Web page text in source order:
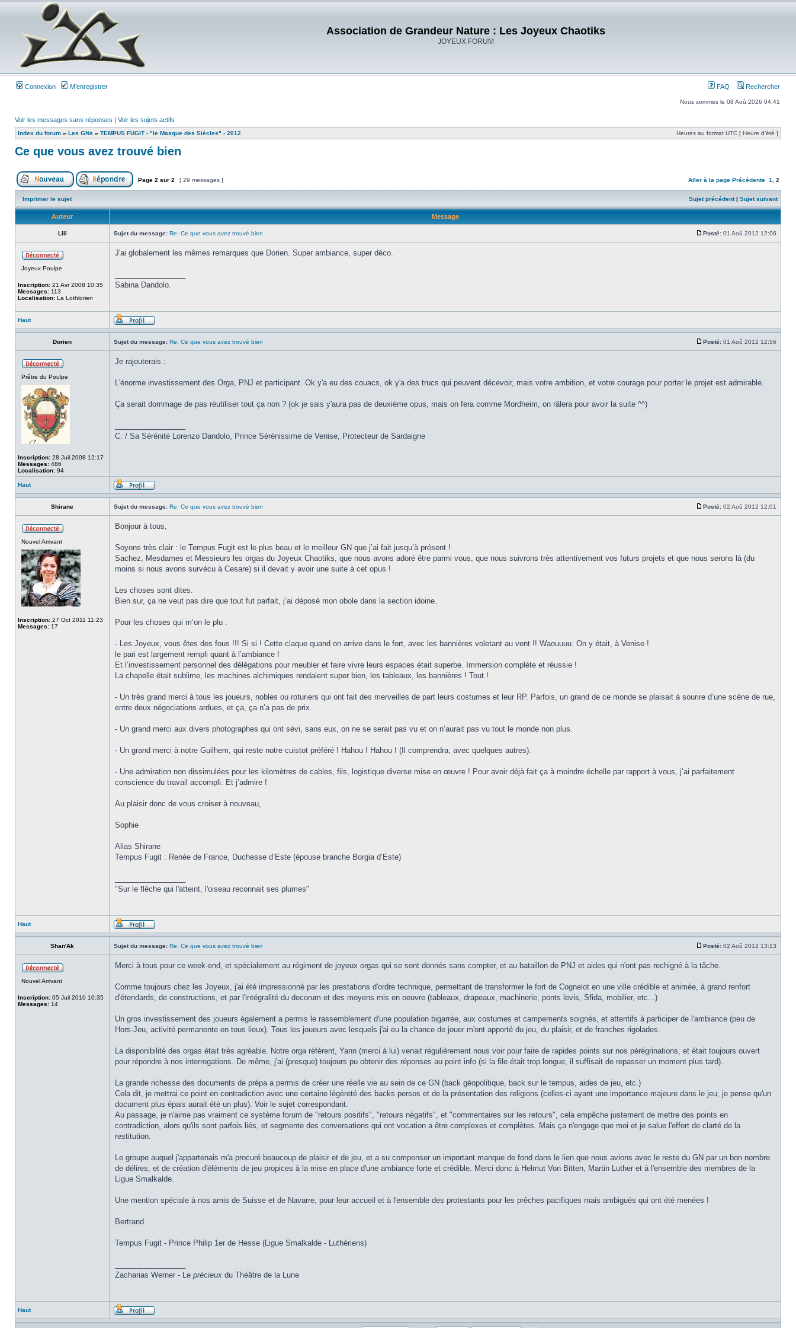
Association de Grandeur Nature : Les Joyeux Chaotiks
JOYEUX FORUM
Connexion M’enregistrer FAQ Rechercher
Nous sommes le 08 Aoû 2026 04:41
Voir les messages sans réponses | Voir les sujets actifs
Index du forum » Les GNs » TEMPUS FUGIT - "le Masque des Siècles" - 2012 Heures au format UTC [ Heure d’été ]
Ce que vous avez trouvé bien
Page 2 sur 2 [ 29 messages ] Aller à la page Précédente 1 2
Imprimer le sujet Sujet précédent| Sujet suivant
Auteur Message
Lili Sujet du message: Re: Ce que vous avez trouvé bien Posté: 01 Aoû 2012 12:06
Joyeux Poulpe
Inscription: 21 Avr 2008 10:35
Messages: 113
Localisation: La Lothlorien
J'ai globalement les mêmes remarques que Dorien. Super ambiance, super déco.
Sabina Dandolo.
Haut
Dorien Sujet du message: Re: Ce que vous avez trouvé bien Posté: 01 Aoû 2012 12:56
Prêtre du Poulpe
Inscription: 28 Juil 2008 12:17
Messages: 486
Localisation: 94
Je rajouterais :
L'énorme investissement des Orga, PNJ et participant. Ok y'a eu des couacs, ok y'a des trucs qui peuvent décevoir, mais votre ambition, et votre courage pour porter le projet est admirable.
Ça serait dommage de pas réutiliser tout ça non ? (ok je sais y'aura pas de deuxième opus, mais on fera comme Mordheim, on râlera pour avoir la suite ^^)
C. / Sa Sérénité Lorenzo Dandolo, Prince Sérénissime de Venise, Protecteur de Sardaigne
Haut
Shirane Sujet du message: Re: Ce que vous avez trouvé bien Posté: 02 Aoû 2012 12:01
Nouvel Arrivant
Inscription: 27 Oct 2011 11:23
Messages: 17
Bonjour à tous,
Soyons très clair : le Tempus Fugit est le plus beau et le meilleur GN que j’ai fait jusqu’à présent !
Sachez, Mesdames et Messieurs les orgas du Joyeux Chaotiks, que nous avons adoré être parmi vous, que nous suivrons très attentivement vos futurs projets et que nous serons là (du
moins si nous avons survécu à Cesare) si il devait y avoir une suite à cet opus !
Les choses sont dites.
Bien sur, ça ne veut pas dire que tout fut parfait, j’ai déposé mon obole dans la section idoine.
Pour les choses qui m’on le plu :
- Les Joyeux, vous êtes des fous !!! Si si ! Cette claque quand on arrive dans le fort, avec les bannières voletant au vent !! Waouuuu. On y était, à Venise !
le pari est largement rempli quant à l’ambiance !
Et l’investissement personnel des délégations pour meubler et faire vivre leurs espaces était superbe. Immersion complète et réussie !
La chapelle était sublime, les machines alchimiques rendaient super bien, les tableaux, les bannières ! Tout !
- Un très grand merci à tous les joueurs, nobles ou roturiers qui ont fait des merveilles de part leurs costumes et leur RP. Parfois, un grand de ce monde se plaisait à sourire d’une scène de rue,
entre deux négociations ardues, et ça, ça n’a pas de prix.
- Un grand merci aux divers photographes qui ont sévi, sans eux, on ne se serait pas vu et on n’aurait pas vu tout le monde non plus.
- Un grand merci à notre Guilhem, qui reste notre cuistot préféré ! Hahou ! Hahou ! (Il comprendra, avec quelques autres).
- Une admiration non dissimulées pour les kilomètres de cables, fils, logistique diverse mise en œuvre ! Pour avoir déjà fait ça à moindre échelle par rapport à vous, j’ai parfaitement
conscience du travail accompli. Et j’admire !
Au plaisir donc de vous croiser à nouveau,
Sophie
Alias Shirane
Tempus Fugit : Renée de France, Duchesse d’Este (épouse branche Borgia d’Este)
"Sur le flêche qui l'atteint, l'oiseau reconnait ses plumes"
Haut
Shan'Ak Sujet du message: Re: Ce que vous avez trouvé bien Posté: 02 Aoû 2012 13:13
Nouvel Arrivant
Inscription: 05 Juil 2010 10:35
Messages: 14
Merci à tous pour ce week-end, et spécialement au régiment de joyeux orgas qui se sont donnés sans compter, et au bataillon de PNJ et aides qui n'ont pas rechigné à la tâche.
Comme toujours chez les Joyeux, j'ai été impressionné par les prestations d'ordre technique, permettant de transformer le fort de Cognelot en une ville crédible et animée, à grand renfort
d'étendards, de constructions, et par l'intégralité du decorum et des moyens mis en oeuvre (tableaux, drapeaux, machinerie, ponts levis, Sfida, mobilier, etc...)
Un gros investissement des joueurs également a permis le rassemblement d'une population bigarrée, aux costumes et campements soignés, et attentifs à participer de l'ambiance (peu de
Hors-Jeu, activité permanente en tous lieux). Tous les joueurs avec lesquels j'ai eu la chance de jouer m'ont apporté du jeu, du plaisir, et de franches rigolades.
La disponibilité des orgas était très agréable. Notre orga référent, Yann (merci à lui) venait régulièrement nous voir pour faire de rapides points sur nos pérégrinations, et était toujours ouvert
pour répondre à nos interrogations. De même, j'ai (presque) toujours pu obtenir des réponses au point info (si la file était trop longue, il suffisait de repasser un moment plus tard).
La grande richesse des documents de prépa a permis de créer une réelle vie au sein de ce GN (back géopolitique, back sur le tempus, aides de jeu, etc.)
Cela dit, je mettrai ce point en contradiction avec une certaine légèreté des backs persos et de la présentation des religions (celles-ci ayant une importance majeure dans le jeu, je pense qu'un
document plus épais aurait été un plus). Voir le sujet correspondant.
Au passage, je n'aime pas vraiment ce système forum de "retours positifs", "retours négatifs", et "commentaires sur les retours", cela empêche justement de mettre des points en
contradiction, alors qu'ils sont parfois liés, et segmente des conversations qui ont vocation a être complexes et complètes. Mais ça n'engage que moi et je salue l'effort de clarté de la
restitution.
Le groupe auquel j'appartenais m'a procuré beaucoup de plaisir et de jeu, et a su compenser un important manque de fond dans le lien que nous avions avec le reste du GN par un bon nombre
de délires, et de création d'éléments de jeu propices à la mise en place d'une ambiance forte et crédible. Merci donc à Helmut Von Bitten, Martin Luther et à l'ensemble des membres de la
Ligue Smalkalde.
Une mention spéciale à nos amis de Suisse et de Navarre, pour leur accueil et à l'ensemble des protestants pour les prêches pacifiques mais ambiguës qui ont été menées !
Bertrand
Tempus Fugit - Prince Philip 1er de Hesse (Ligue Smalkalde - Luthériens)
Zacharias Werner - Le précieux du Théâtre de la Lune
Haut